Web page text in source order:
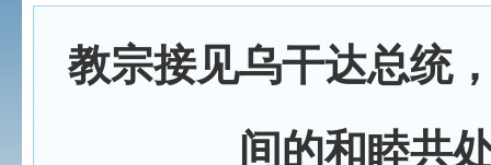
教宗接见乌干达总统
间的和睦共